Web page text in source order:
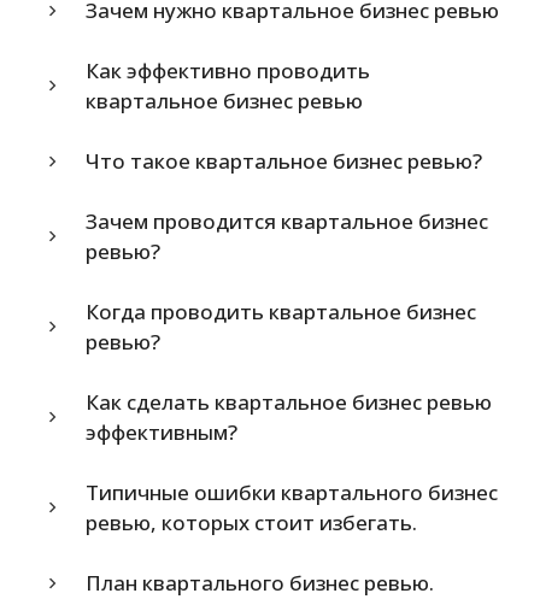
Зачем нужно квартальное бизнес ревью
Как эффективно проводить
квартальное бизнес ревью
Что такое квартальное бизнес ревью?
Зачем проводится квартальное бизнес
ревью?
Когда проводить квартальное бизнес
ревью?
Как сделать квартальное бизнес ревью
эффективным?
Типичные ошибки квартального бизнес
ревью, которых стоит избегать.
План квартального бизнес ревью.